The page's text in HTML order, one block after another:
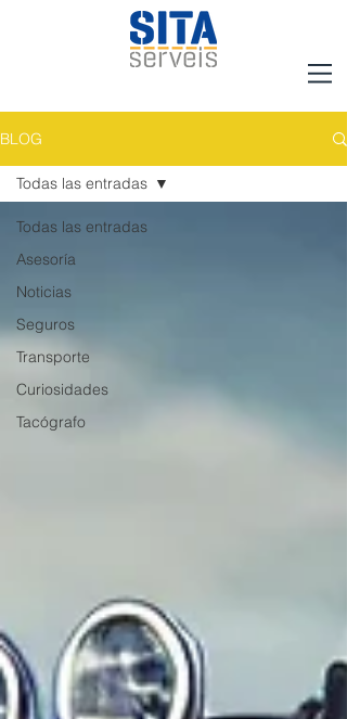
BLOG
Todas las entradas
Asesoría
Noticias
Seguros
Transporte
Curiosidades
Tacógrafo
Todas las entradas